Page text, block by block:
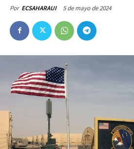
Por ECSAHARAUI 5 de mayo de 2024